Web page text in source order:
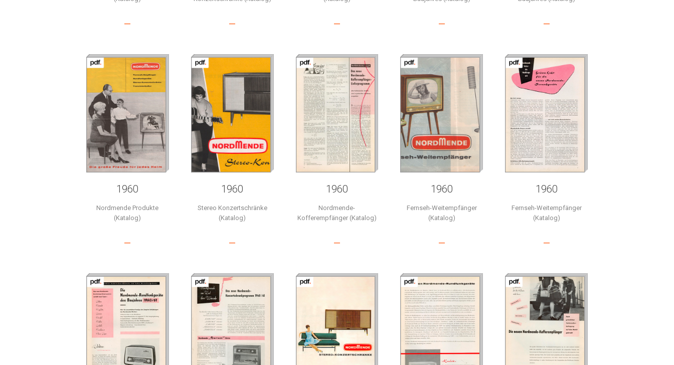
–
1960
Nordmende Produkte
(Katalog)
–
–
1960
Stereo Konzertschränke
(Katalog)
–
–
1960
Nordmende-
Kofferempfänger (Katalog)
–
–
1960
Fernseh-Weitempfänger
(Katalog)
–
–
1960
Fernseh-Weitempfänger
(Katalog)
–